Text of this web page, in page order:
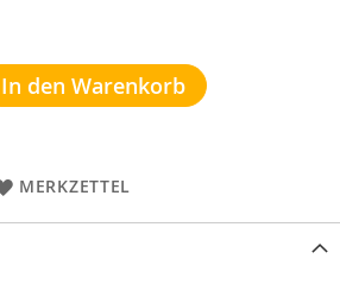
In den Warenkorb
MERKZETTEL